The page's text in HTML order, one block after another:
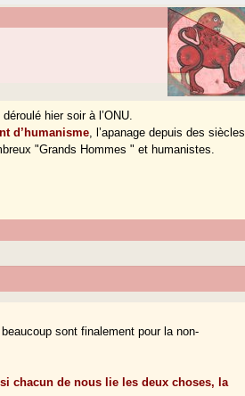
hier soir à l’ONU.
d’humanisme, l’apanage depuis des siècles
"Grands Hommes " et humanistes.
sont finalement pour la non-
chacun de nous lie les deux choses, la